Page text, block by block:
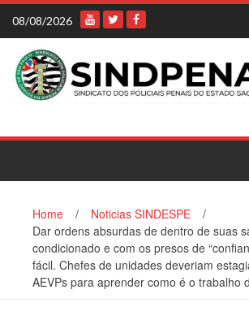
Skip
content
08/08/2026
Home / Noticias SINDESPE
/
Dar ordens absurdas de dentro de suas
condicionado e com os presos de
fácil. Chefes de unidades deveriam
AEVPs para aprender como é o trabalho